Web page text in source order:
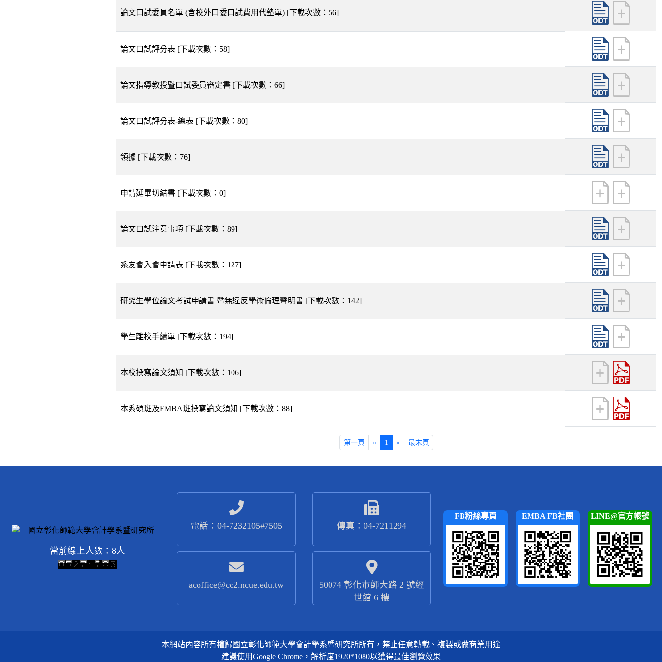
論文口試委員名單 (含校外口委口試費用代墊單) [下載次數： 56]
論文口試評分表 [下載次數： 58]
論文指導教授暨口試委員審定書 [下載次數： 66]
論文口試評分表-總表 [下載次數： 80]
領據 [下載次數： 76]
申請延畢切結書 [下載次數： 0]
論文口試注意事項 [下載次數： 89]
系友會入會申請表 [下載次數： 127]
研究生學位論文考試申請書 暨無違反學術倫理聲明書 [下載次數： 142]
學生離校手續單 [下載次數： 194]
本校撰寫論文須知 [下載次數： 106]
本系碩班及EMBA班撰寫論文須知 [下載次數： 88]
第一頁 « 1 » 最末頁
當前線上人數：8人
電話：04-7232105#7505 傳真：04-7211294
acoffice@cc2.ncue.edu.tw
50074 彰化市師大路 2 號經
世館 6 樓
FB粉絲專頁 EMBA FB社團 LINE@官方帳號
本網站內容所有權歸國立彰化師範大學會計學系暨研究所所有，禁止任意轉載、複製或做商業用途
建議使用Google Chrome，解析度1920*1080以獲得最佳瀏覽效果